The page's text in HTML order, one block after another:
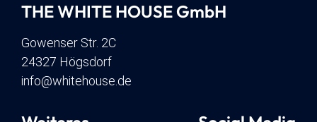
THE WHITE HOUSE GmbH
Gowenser Str. 2C
24327 Högsdorf
info@whitehouse.de